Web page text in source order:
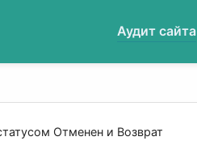
Аудит сайта
Отменен и Возврат